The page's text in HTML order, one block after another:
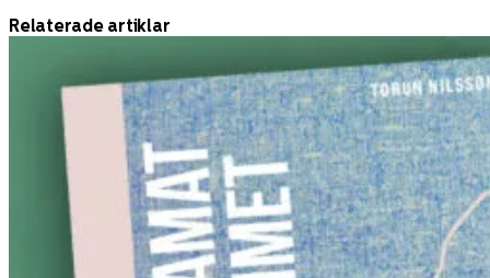
Relaterade artiklar